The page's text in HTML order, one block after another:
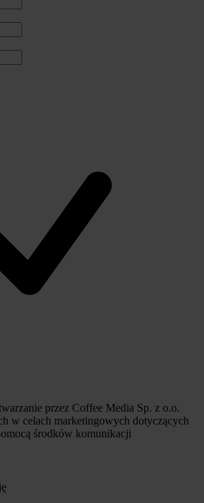
przez Coffee Media Sp. z o.o.
w celach marketingowych dotyczących
środków komunikacji